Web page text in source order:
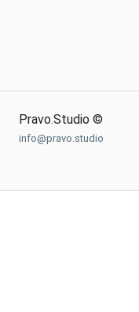
Pravo.Studio ©
info@pravo.studio